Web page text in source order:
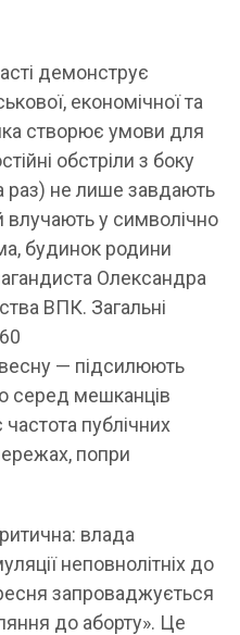
демонструє
економічної та
створює умови для
обстріли з боку
раз) не лише завдають
влучають у символічно
будинок родини
Олександра
ВПК. Загальні
— підсилюють
серед мешканців
публічних
попри
влада
неповнолітніх до
запроваджується
до аборту». Це